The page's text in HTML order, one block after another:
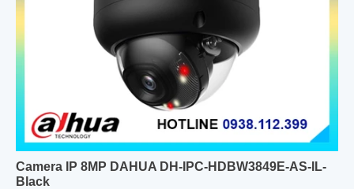
Camera IP 8MP DAHUA DH-IPC-HDBW3849E-AS-IL-
Black